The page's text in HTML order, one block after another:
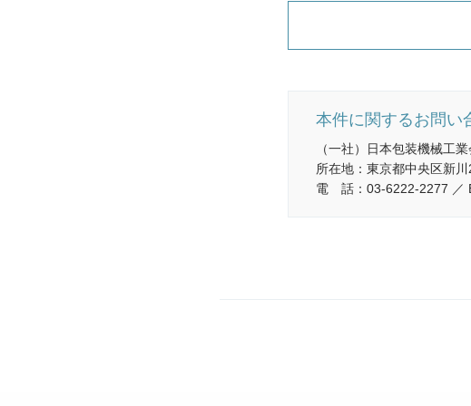
本件に関するお問い
（一社）日本包装機械工
所在地：東京都中央区新
電 話：03-6222-2277 ／